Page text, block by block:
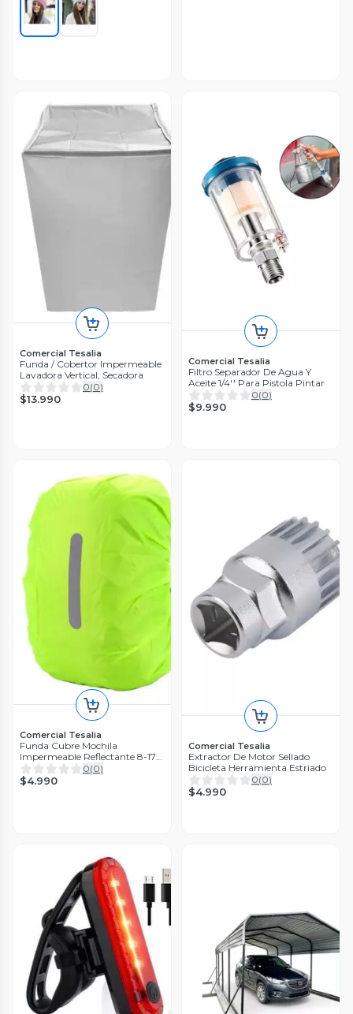
Comercial Tesalia
Funda / Cobertor Impermeable
Lavadora Vertical, Secadora
0(0)
$13.990
Comercial Tesalia
Filtro Separador De Agua Y
Aceite 1/4'' Para Pistola Pintar
0(0)
$9.990
Comercial Tesalia
Funda Cubre Mochila
Impermeable Reflectante 8-17
Litros
0(0)
$4.990
Comercial Tesalia
Extractor De Motor Sellado
Bicicleta Herramienta Estriado
0(0)
$4.990